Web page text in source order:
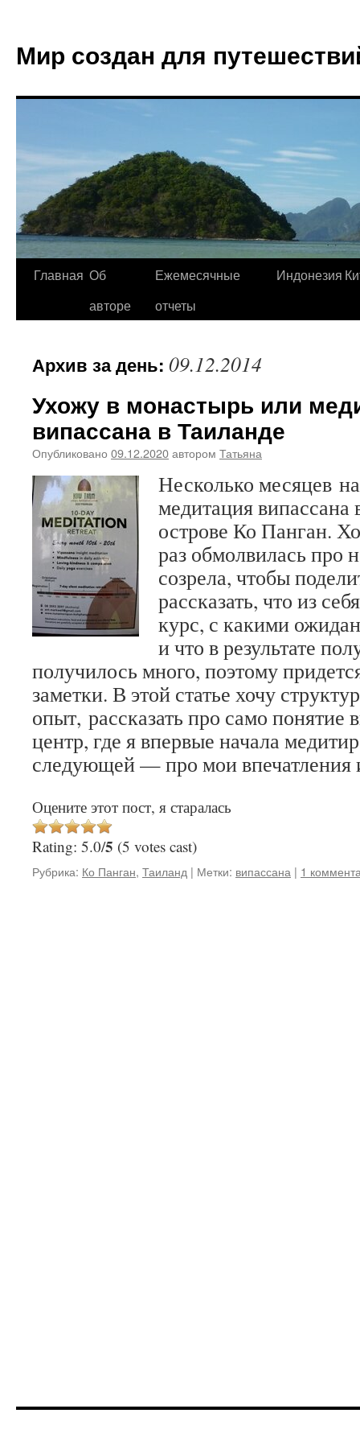
Мир создан для
Главная Об
авторе
Ежемесячные
отчеты
Индонезия
Архив за день: 09.12.2014
Ухожу в монастырь или
випассана в Таиланде
Опубликовано 09.12.2020автором Татьяна
Несколько месяцев
медитация випассана
острове Ко Панган.
раз обмолвилась про
созрела, чтобы
рассказать, что из
курс, с какими
и что в результате
получилось много, поэтому
заметки. В этой статье хочу
опыт, рассказать про само понятие
центр, где я впервые начала
следующей — про мои
Оцените этот пост, я старалась
Rating: 5.0/5 (5 votes cast)
Рубрика: Ко Панган, Таиланд | Метки: випассана | 1